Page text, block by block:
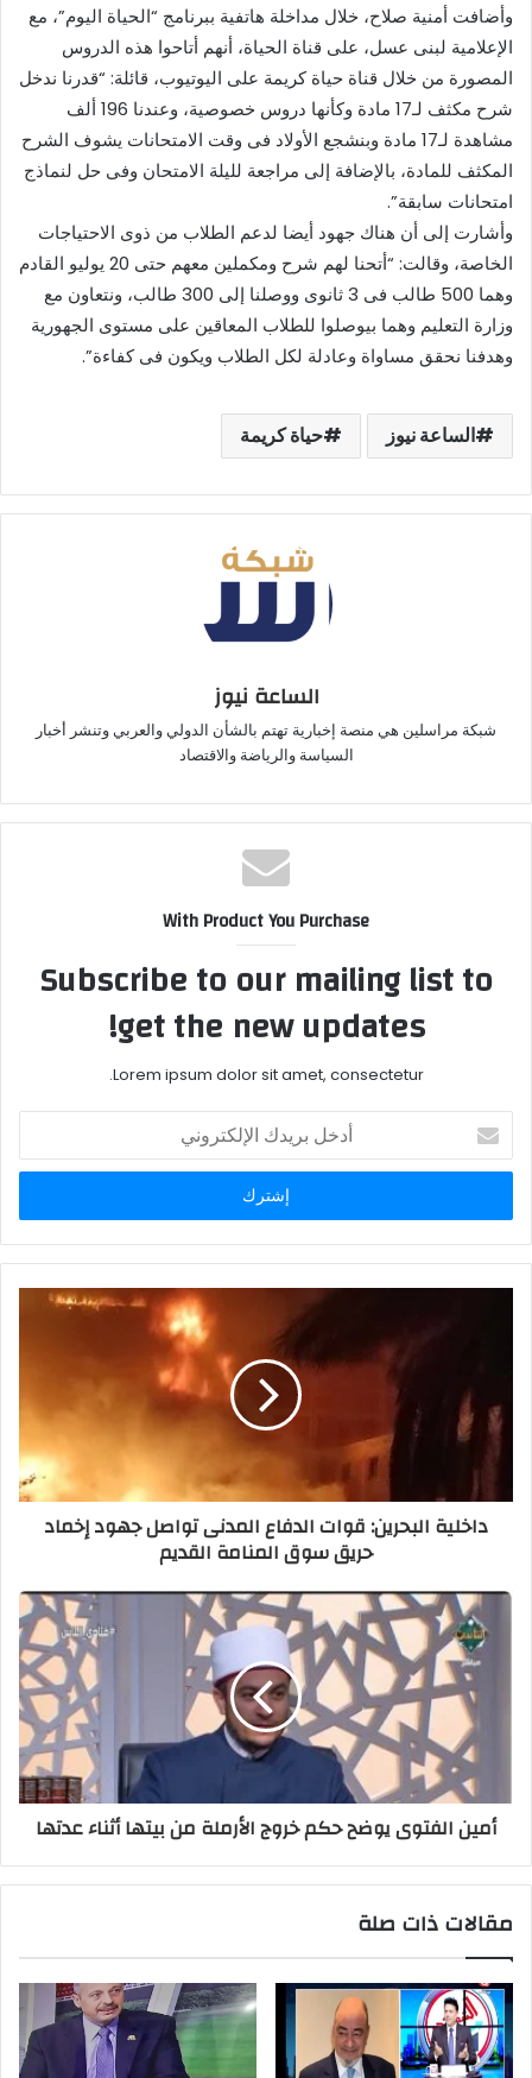
وأضافت أمنية صلاح، خلال مداخلة هاتفية ببرنامج “الحياة اليوم”، مع
الإعلامية لبنى عسل، على قناة الحياة، أنهم أتاحوا هذه الدروس
المصورة من خلال قناة حياة كريمة على اليوتيوب، قائلة: “قدرنا ندخل
شرح مكثف لـ17 مادة وكأنها دروس خصوصية، وعندنا 196 ألف
مشاهدة لـ17 مادة وبنشجع الأولاد فى وقت الامتحانات يشوف الشرح
المكثف للمادة، بالإضافة إلى مراجعة لليلة الامتحان وفى حل لنماذج
امتحانات سابقة”.
وأشارت إلى أن هناك جهود أيضا لدعم الطلاب من ذوى الاحتياجات
الخاصة، وقالت: “أتحنا لهم شرح ومكملين معهم حتى 20 يوليو القادم
وهما 500 طالب فى 3 ثانوى ووصلنا إلى 300 طالب، ونتعاون مع
وزارة التعليم وهما بيوصلوا للطلاب المعاقين على مستوى الجهورية
وهدفنا نحقق مساواة وعادلة لكل الطلاب ويكون فى كفاءة”.
الساعة نيوز حياة كريمة
الساعة نيوز
شبكة مراسلين هي منصة إخبارية تهتم بالشأن الدولي والعربي وتنشر أخبار
السياسة والرياضة والاقتصاد
With Product You Purchase
Subscribe to our mailing list to
get the new updates!
Lorem ipsum dolor sit amet, consectetur.
أدخل
بريدك
الإلكتروني
داخلية البحرين: قوات الدفاع المدنى تواصل جهود إخماد
حريق سوق المنامة القديم
أمين الفتوى يوضح حكم خروج الأرملة من بيتها أثناء عدتها
مقالات ذات صلة